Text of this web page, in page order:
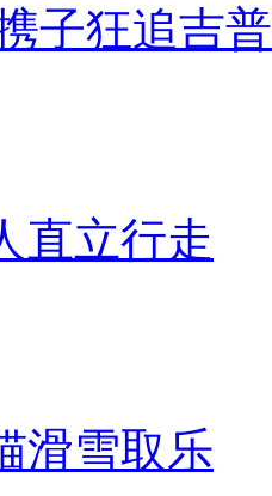
子狂追吉
直立行走
滑雪取乐